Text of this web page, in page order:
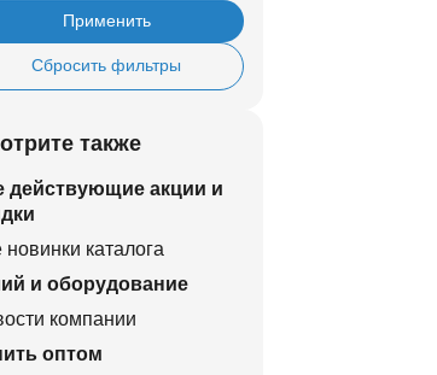
Применить
Сбросить фильтры
также
действующие акции и
новинки каталога
и оборудование
компании
оптом